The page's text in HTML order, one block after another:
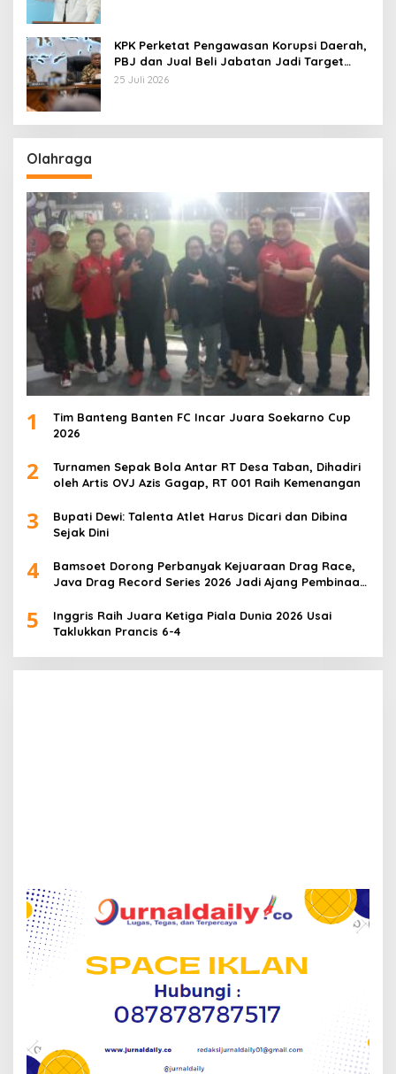
KPK Perketat Pengawasan Korupsi Daerah,
PBJ dan Jual Beli Jabatan Jadi Target
Utama
25 Juli 2026
Olahraga
1
Tim Banteng Banten FC Incar Juara Soekarno Cup
2026
2
Turnamen Sepak Bola Antar RT Desa Taban, Dihadiri
oleh Artis OVJ Azis Gagap, RT 001 Raih Kemenangan
3
Bupati Dewi: Talenta Atlet Harus Dicari dan Dibina
Sejak Dini
4
Bamsoet Dorong Perbanyak Kejuaraan Drag Race,
Java Drag Record Series 2026 Jadi Ajang Pembinaan
5
Inggris Raih Juara Ketiga Piala Dunia 2026 Usai
Taklukkan Prancis 6-4